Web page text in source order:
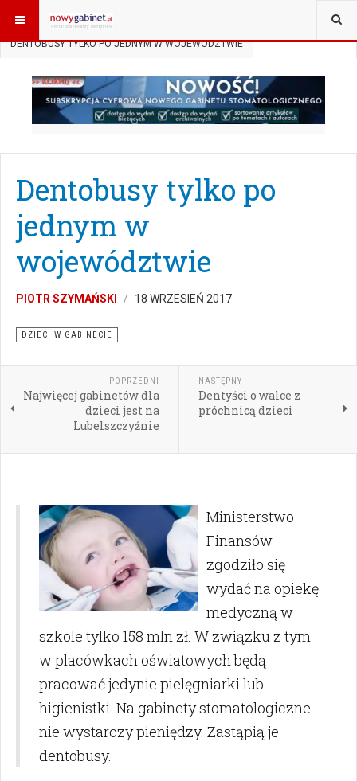
JESTEŚ TUTAJ: START
DENTOBUSY TYLKO PO JEDNYM W WOJEWÓDZTWIE
Dentobusy tylko po
jednym w
województwie
PIOTR SZYMAŃSKI 18 WRZESIEŃ 2017
DZIECI W GABINECIE
POPRZEDNI
Najwięcej gabinetów dla
dzieci jest na
Lubelszczyźnie
NASTĘPNY
Dentyści o walce z
próchnicą dzieci
Ministerstwo
Finansów
zgodziło się
wydać na opiekę
medyczną w
szkole tylko 158 mln zł. W związku z tym
w placówkach oświatowych będą
pracować jedynie pielęgniarki lub
higienistki. Na gabinety stomatologiczne
nie wystarczy pieniędzy. Zastąpią je
dentobusy.